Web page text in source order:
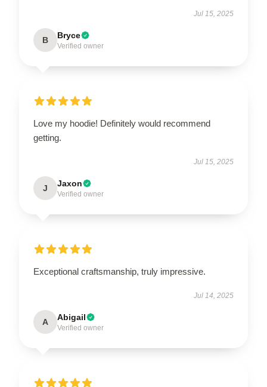
Jul 15, 2025
B Bryce
Verified owner
Love my hoodie! Definitely would recommend
getting.
Jul 15, 2025
J Jaxon
Verified owner
Exceptional craftsmanship, truly impressive.
Jul 14, 2025
A Abigail
Verified owner